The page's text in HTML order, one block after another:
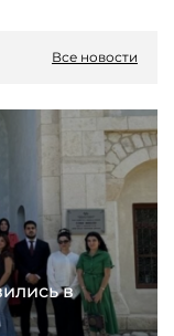
Все новости
в